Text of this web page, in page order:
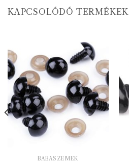
KAPCSOLÓDÓ TERMÉKEK
BABASZEMEK